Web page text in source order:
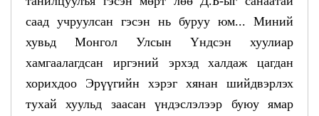
саад учруулсан гэсэн нь буруу юм... Миний
хувьд Монгол Улсын Үндсэн хуулиар
хамгаалагдсан иргэний эрхэд халдаж цагдан
хорихдоо Эрүүгийн хэрэг хянан шийдвэрлэх
тухай хуульд заасан үндэслэлээр буюу ямар